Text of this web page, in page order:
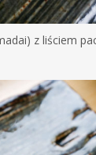
z liściem